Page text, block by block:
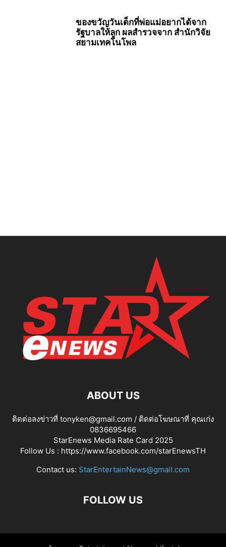
ของขวัญวันเด็กที่พ่อแม่อยากได้จาก
รัฐบาลให้ลูก ผลสำรวจจาก สำนักวิจัย
สยามเทคโนโพล
ABOUT US
ติดต่อลงข่าวที่ tonyken@gmail.com / ติดต่อโฆษณาที่ คุณเก่ง
0836695466
StarEnews Media Rate Card 2025
Follow Us : https://www.facebook.com/starEnewsTH
Contact us: StarEntertainNews@gmail.com
FOLLOW US